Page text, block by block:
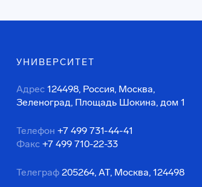
УНИВЕРСИТЕТ
Адрес 124498, Россия, Москва,
Зеленоград, Площадь Шокина, дом 1
Телефон +7 499 731-44-41
Факс +7 499 710-22-33
Телеграф 205264, АТ, Москва, 124498